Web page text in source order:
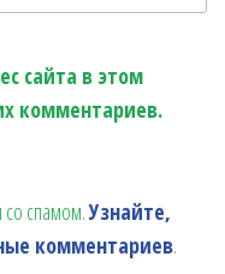
сайта в этом
комментариев.
со спамом.Узнайте,
комментариев.